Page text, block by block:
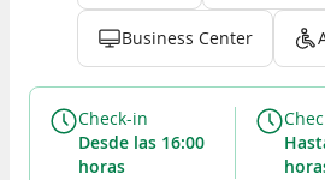
Business Center
Check-in
desde las 16:00
horas
hasta las 12:00